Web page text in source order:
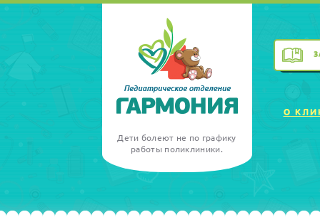
Дети болеют не по графику
работы поликлиники.
О